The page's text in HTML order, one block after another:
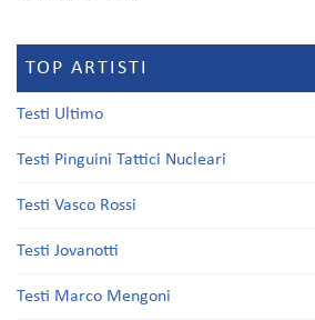
TOP ARTISTI
Testi Ultimo
Testi Pinguini Tattici Nucleari
Testi Vasco Rossi
Testi Jovanotti
Testi Marco Mengoni